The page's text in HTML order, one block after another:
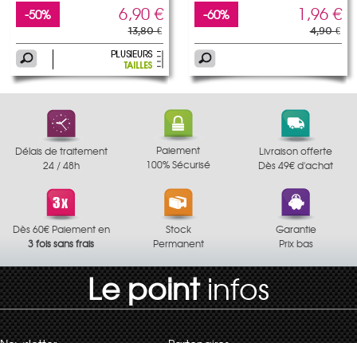
-50% 6,90 €
13,80 €
-60% 1,96 €
4,90 €
Délais de traitement
24 / 48h
Paiement
100% Sécurisé
Livraison offerte
Dès 49€ d'achat
Dès 60€ Paiement en
3 fois sans frais
Stock
Permanent
Garantie
Prix bas
Le pointinfos